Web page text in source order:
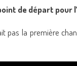
de départ pour
pas la première